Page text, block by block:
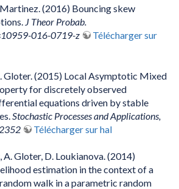
(2016) Bouncing skew
J Theor Probab.
016-0719-z
Télécharger sur
Gloter. (2015) Local Asymptotic Mixed
for discretely observed
equations driven by stable
Stochastic Processes and Applications,
Télécharger sur hal
A. Gloter, D. Loukianova. (2014)
estimation in the context of a
walk in a parametric random